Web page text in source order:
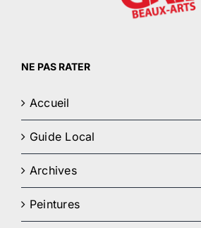
NE PAS RATER
Accueil
Guide Local
Archives
Peintures